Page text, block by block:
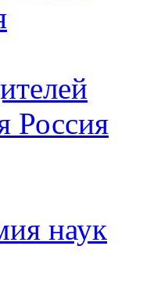
Россия
наук